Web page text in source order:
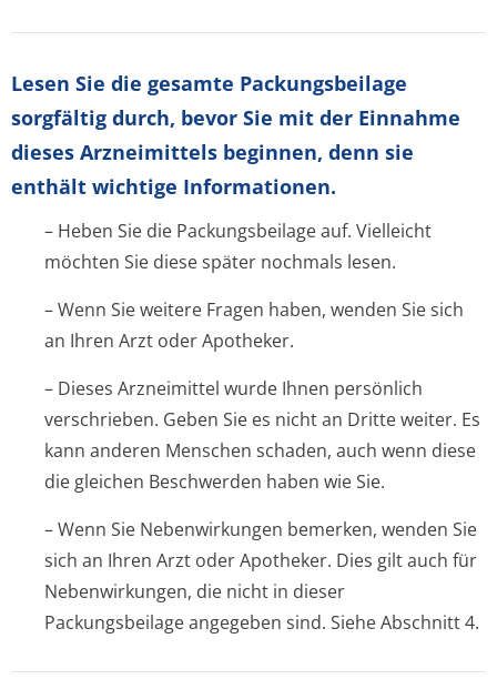
Lesen Sie die gesamte Packungsbeilage
sorgfältig durch, bevor Sie mit der Einnahme
dieses Arzneimittels beginnen, denn sie
enthält wichtige Informationen.
– Heben Sie die Packungsbeilage auf. Vielleicht
möchten Sie diese später nochmals lesen.
– Wenn Sie weitere Fragen haben, wenden Sie sich
an Ihren Arzt oder Apotheker.
– Dieses Arzneimittel wurde Ihnen persönlich
verschrieben. Geben Sie es nicht an Dritte weiter. Es
kann anderen Menschen schaden, auch wenn diese
die gleichen Beschwerden haben wie Sie.
– Wenn Sie Nebenwirkungen bemerken, wenden Sie
sich an Ihren Arzt oder Apotheker. Dies gilt auch für
Nebenwirkungen, die nicht in dieser
Packungsbeilage angegeben sind. Siehe Abschnitt 4.